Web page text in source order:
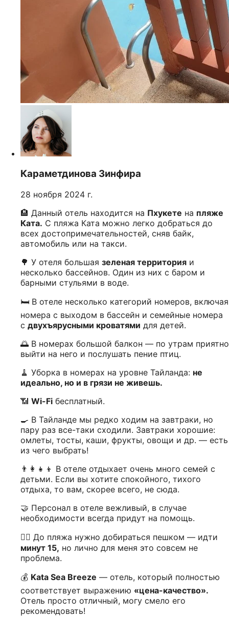
Караметдинова Зинфира
28 ноября 2024 г.
🏨 Данный отель находится на Пхукете на пляже
Ката. С пляжа Ката можно легко добраться до
всех достопримечательностей, сняв байк,
автомобиль или на такси.
🌳 У отеля большая зеленая территория и
несколько бассейнов. Один из них с баром и
барными стульями в воде.
🛏️ В отеле несколько категорий номеров, включая
номера с выходом в бассейн и семейные номера
с двухъярусными кроватями для детей.
🌅 В номерах большой балкон — по утрам приятно
выйти на него и послушать пение птиц.
🧹 Уборка в номерах на уровне Тайланда: не
идеально, но и в грязи не живешь.
📶 Wi-Fi бесплатный.
🍳 В Тайланде мы редко ходим на завтраки, но
пару раз все-таки сходили. Завтраки хорошие:
омлеты, тосты, каши, фрукты, овощи и др. — есть
из чего выбрать!
👨‍👩‍👧‍👦 В отеле отдыхает очень много семей с
детьми. Если вы хотите спокойного, тихого
отдыха, то вам, скорее всего, не сюда.
🤝 Персонал в отеле вежливый, в случае
необходимости всегда придут на помощь.
🚶‍♂️ До пляжа нужно добираться пешком — идти
минут 15, но лично для меня это совсем не
проблема.
💰 Kata Sea Breeze — отель, который полностью
соответствует выражению «цена-качество».
Отель просто отличный, могу смело его
рекомендовать!